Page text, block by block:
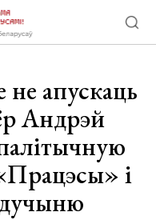
не апускаць
Андрэй
і